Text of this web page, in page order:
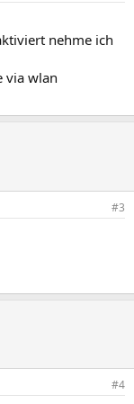
nehme ich
via wlan
#3
#4